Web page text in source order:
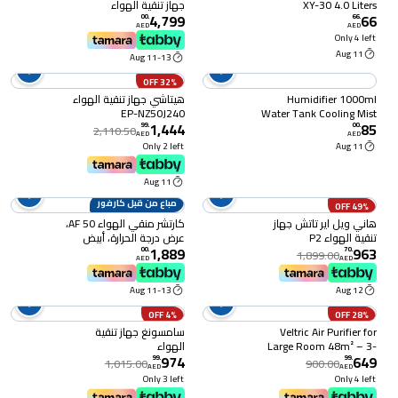
XY-30 4.0 Liters
66
.
66
AED
Only 4 left
11 Aug
جهاز تنقية الهواء
H13 هيبا، قفل أمان
للأطفال، محرك عاكس
4,799
.
00
AED
11-13 Aug
Humidifier 1000ml
Water Tank Cooling Mist
Leafless Bladeless Fans
Ultrasonic XY-01
85
.
00
AED
11 Aug
32% OFF
هيتاشي جهاز تنقية الهواء
EP-NZ50J240
1,444
.
99
AED
2,110.50
Only 2 left
11 Aug
49% OFF
هاني ويل اير تاتش جهاز
تنقية الهواء P2
963
.
70
AED
1,899.00
12 Aug
مباع من قبل كارفور
كارتشر منقي الهواء AF 50،
عرض درجة الحرارة، أبيض
1,889
.
00
AED
11-13 Aug
28% OFF
Veltric Air Purifier for
Large Room 48m² – 3-
Stage Filtration with
HEPA, Carbon & Pre-
Filter, 4 Fan Speeds, LED
649
.
99
AED
900.00
Only 4 left
4% OFF
سامسونغ جهاز تنقية
الهواء
قفل أمان للأطفال، 41 واط
974
.
99
AED
1,015.00
Only 3 left